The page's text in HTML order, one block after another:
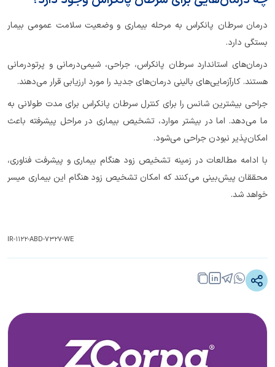
درمان سرطان پانکراس به مرحله بیماری و وضعیت سلامت عمومی بیمار
بستگی دارد.
درمان‌های استاندارد سرطان پانکراس، جراحی، شیمی‌درمانی و پرتودرمانی
هستند. کارآزمایی‌های بالینی درمان‌های جدید را مورد ارزیابی قرار می‌دهند.
جراحی بیشترین شانس را برای کنترل سرطان پانکراس برای مدت طولانی به
ما می‌دهد. اما در بیشتر موارد، تشخیص بیماری در مراحل پیشرفته باعث
امکان‌پذیر نبودن جراحی می‌شود.
با ادامه مطالعات در زمینه تشخیص زود هنگام بیماری و پیشرفت فناوری،
محققان پیش‌بینی می‌کنند که امکان تشخیص زود هنگام این بیماری میسر
خواهد شد.
IR-1122-ABD-7327-WE